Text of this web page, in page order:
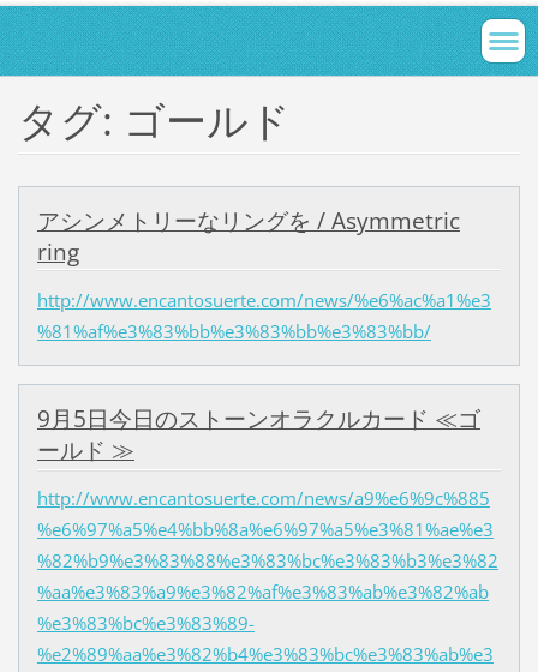
タグ: ゴールド
アシンメトリーなリングを / Asymmetric
ring
http://www.encantosuerte.com/news/%e6%ac%a1%e3
%81%af%e3%83%bb%e3%83%bb%e3%83%bb/
9月5日今日のストーンオラクルカード ≪ゴ
ールド ≫
http://www.encantosuerte.com/news/a9%e6%9c%885
%e6%97%a5%e4%bb%8a%e6%97%a5%e3%81%ae%e3
%82%b9%e3%83%88%e3%83%bc%e3%83%b3%e3%82
%aa%e3%83%a9%e3%82%af%e3%83%ab%e3%82%ab
%e3%83%bc%e3%83%89-
%e2%89%aa%e3%82%b4%e3%83%bc%e3%83%ab%e3